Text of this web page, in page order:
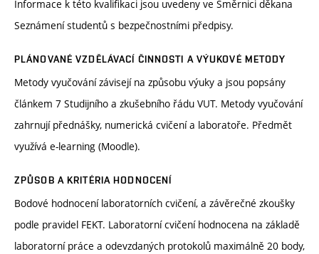
Informace k této kvalifikaci jsou uvedeny ve Směrnici děkana
Seznámení studentů s bezpečnostními předpisy.
PLÁNOVANÉ VZDĚLÁVACÍ ČINNOSTI A VÝUKOVÉ METODY
Metody vyučování závisejí na způsobu výuky a jsou popsány
článkem 7 Studijního a zkušebního řádu VUT. Metody vyučování
zahrnují přednášky, numerická cvičení a laboratoře. Předmět
využívá e-learning (Moodle).
ZPŮSOB A KRITÉRIA HODNOCENÍ
Bodové hodnocení laboratorních cvičení, a závěrečné zkoušky
podle pravidel FEKT. Laboratorní cvičení hodnocena na základě
laboratorní práce a odevzdaných protokolů maximálně 20 body,